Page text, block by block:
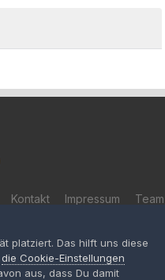
Kontakt Impressum Team
Community
platziert. Das hilft uns diese
die Cookie-Einstellungen
aus, dass Du damit